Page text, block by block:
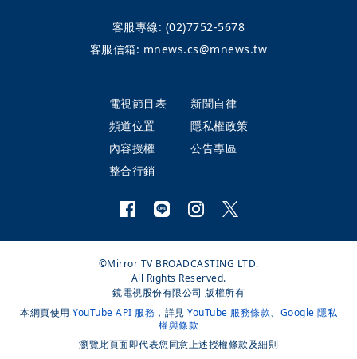
客服專線: (02)7752-5678
客服信箱: mnews.cs@mnews.tw
電視節目表
新聞自律
頻道位置
隱私權政策
內容授權
公告專區
整合行銷
©Mirror TV BROADCASTING LTD.
All Rights Reserved.
鏡電視股份有限公司 版權所有
本網頁使用 YouTube API 服務 ，詳見 YouTube 服務條款、 Google 隱私
權與條款
瀏覽此頁面即代表您同意上述授權條款及細則